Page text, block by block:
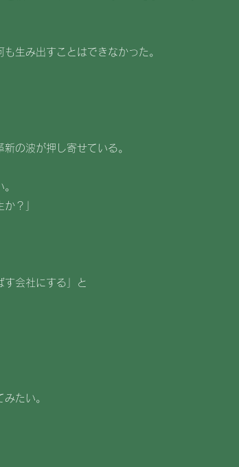
生み出すことはできなかった。
の波が押し寄せている。
？」
す会社にする」と
たい。